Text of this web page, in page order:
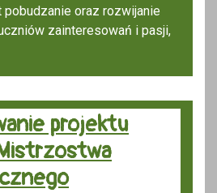
pobudzanie oraz rozwijanie
zainteresowań i pasji,
projektu